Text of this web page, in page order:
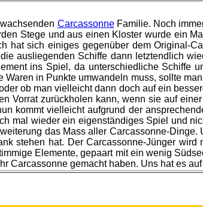
CarcassonneFamilie. Noch
Stege und aus einen Kloster wurde ein
hat sich einiges gegenüber dem Original-
ausliegenden Schiffe dann letztendlich
ins Spiel, da unterschiedliche Schiffe
in Punkte umwandeln muss, sollte
ob man vielleicht dann doch auf ein
Vorrat zurückholen kann, wenn sie auf
kommt vielleicht aufgrund der
mal wieder ein eigenständiges Spiel und
das Mass aller Carcassonne-
stehen hat. Der Carcassonne-Jünger
Elemente, gepaart mit ein wenig
Carcassonne gemacht haben. Uns hat es